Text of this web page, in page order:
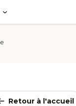
Retour à l'accueil